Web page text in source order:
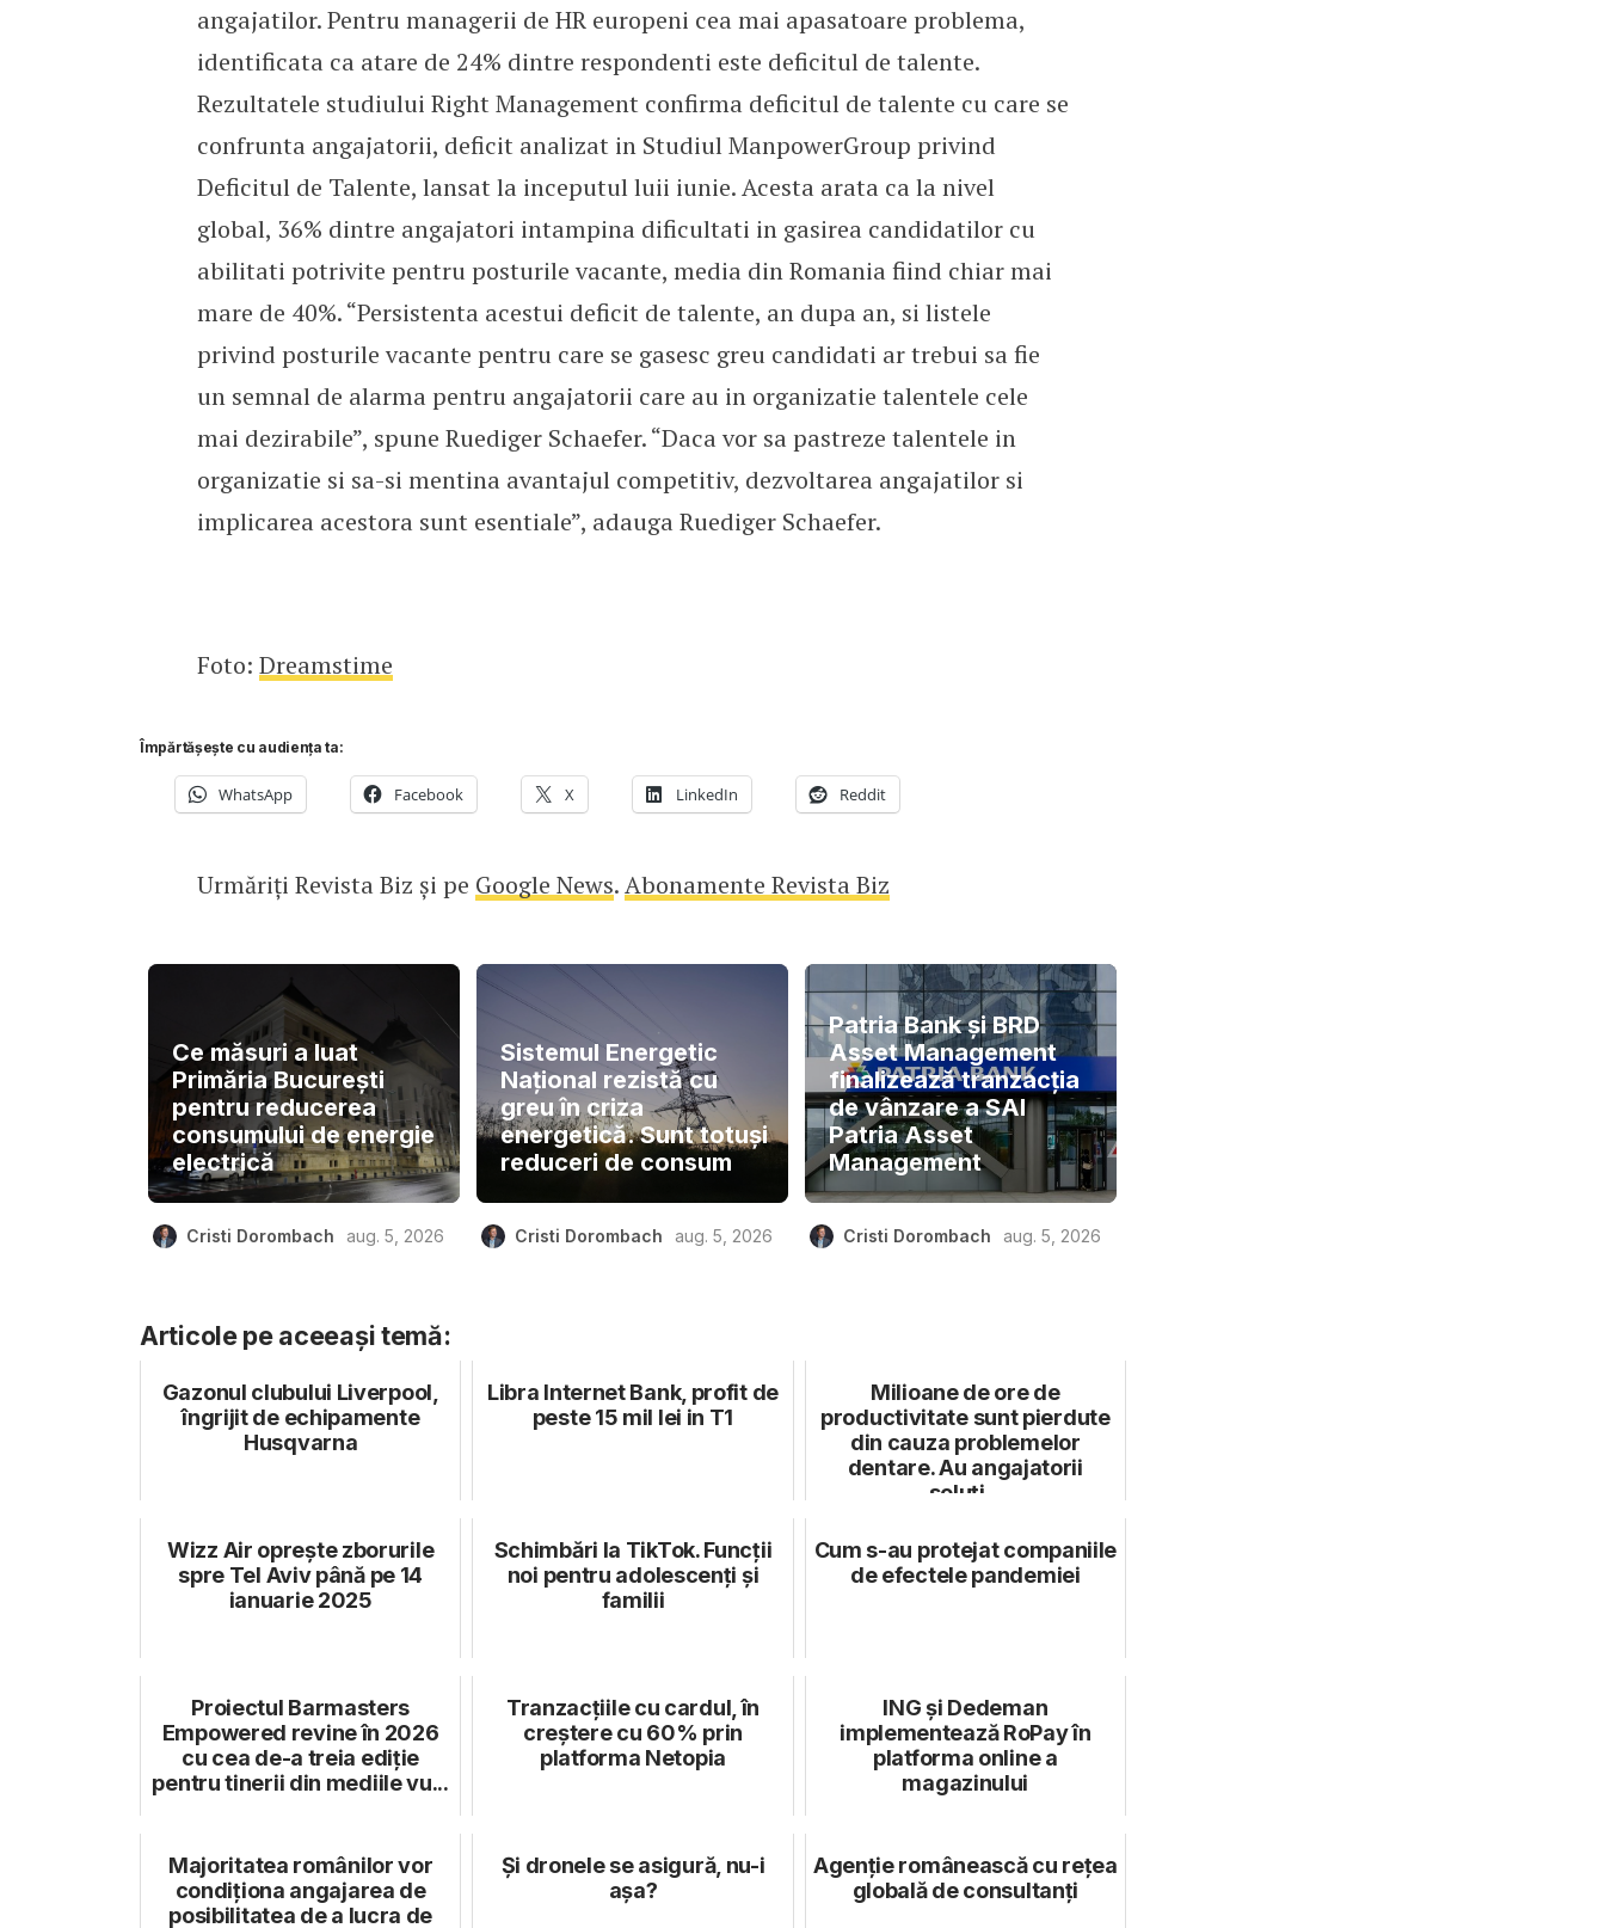
angajatilor. Pentru managerii de HR europeni cea mai apasatoare problema,
identificata ca atare de 24% dintre respondenti este deficitul de talente.
Rezultatele studiului Right Management confirma deficitul de talente cu care se
confrunta angajatorii, deficit analizat in Studiul ManpowerGroup privind
Deficitul de Talente, lansat la inceputul luii iunie. Acesta arata ca la nivel
global, 36% dintre angajatori intampina dificultati in gasirea candidatilor cu
abilitati potrivite pentru posturile vacante, media din Romania fiind chiar mai
mare de 40%. “Persistenta acestui deficit de talente, an dupa an, si listele
privind posturile vacante pentru care se gasesc greu candidati ar trebui sa fie
un semnal de alarma pentru angajatorii care au in organizatie talentele cele
mai dezirabile”, spune Ruediger Schaefer. “Daca vor sa pastreze talentele in
organizatie si sa-si mentina avantajul competitiv, dezvoltarea angajatilor si
implicarea acestora sunt esentiale”, adauga Ruediger Schaefer.
Foto: Dreamstime
Împărtășește cu audiența ta:
WhatsApp Facebook X LinkedIn Reddit
Urmăriți Revista Biz și pe Google News.Abonamente Revista Biz
Ce măsuri a luat
Primăria București
pentru reducerea
consumului de energie
electrică
Cristi Dorombach aug. 5, 2026
Sistemul Energetic
Național rezistă cu
greu în criza
energetică. Sunt totuși
reduceri de consum
Cristi Dorombach aug. 5, 2026
Patria Bank și BRD
Asset Management
finalizează tranzacția
de vânzare a SAI
Patria Asset
Management
Cristi Dorombach aug. 5, 2026
Articole pe aceeași temă:
Gazonul clubului Liverpool,
îngrijit de echipamente
Husqvarna
Libra Internet Bank, profit de
peste 15 mil lei in T1
Milioane de ore de
productivitate sunt pierdute
din cauza problemelor
dentare. Au angajatorii
soluți...
Wizz Air oprește zborurile
spre Tel Aviv până pe 14
ianuarie 2025
Schimbări la TikTok. Funcții
noi pentru adolescenți și
familii
Cum s-au protejat companiile
de efectele pandemiei
Proiectul Barmasters
Empowered revine în 2026
cu cea de-a treia ediție
pentru tinerii din mediile vu...
Tranzacțiile cu cardul, în
creștere cu 60% prin
platforma Netopia
ING și Dedeman
implementează RoPay în
platforma online a
magazinului
Majoritatea românilor vor
condiționa angajarea de
posibilitatea de a lucra de
Și dronele se asigură, nu-i
așa?
Agenție românească cu rețea
globală de consultanți